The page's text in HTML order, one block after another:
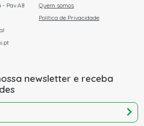
Pav.A8
Quem somos
Política de Privacidade
newsletter e receba